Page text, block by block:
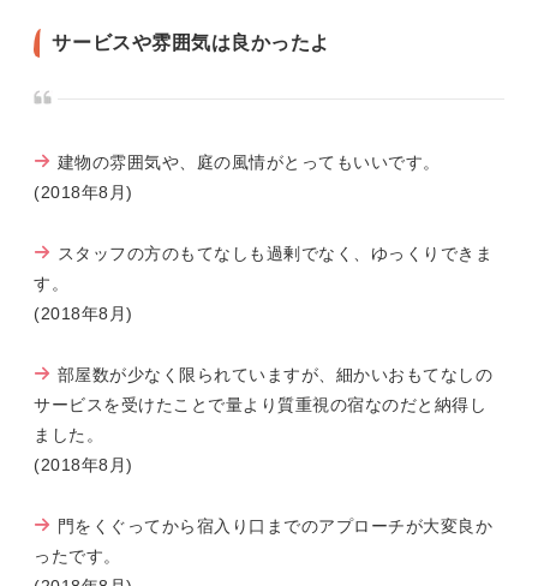
サービスや雰囲気は良かったよ
建物の雰囲気や、庭の風情がとってもいいです。
(2018年8月)
スタッフの方のもてなしも過剰でなく、ゆっくりできま
す。
(2018年8月)
部屋数が少なく限られていますが、細かいおもてなしの
サービスを受けたことで量より質重視の宿なのだと納得し
ました。
(2018年8月)
門をくぐってから宿入り口までのアプローチが大変良か
ったです。